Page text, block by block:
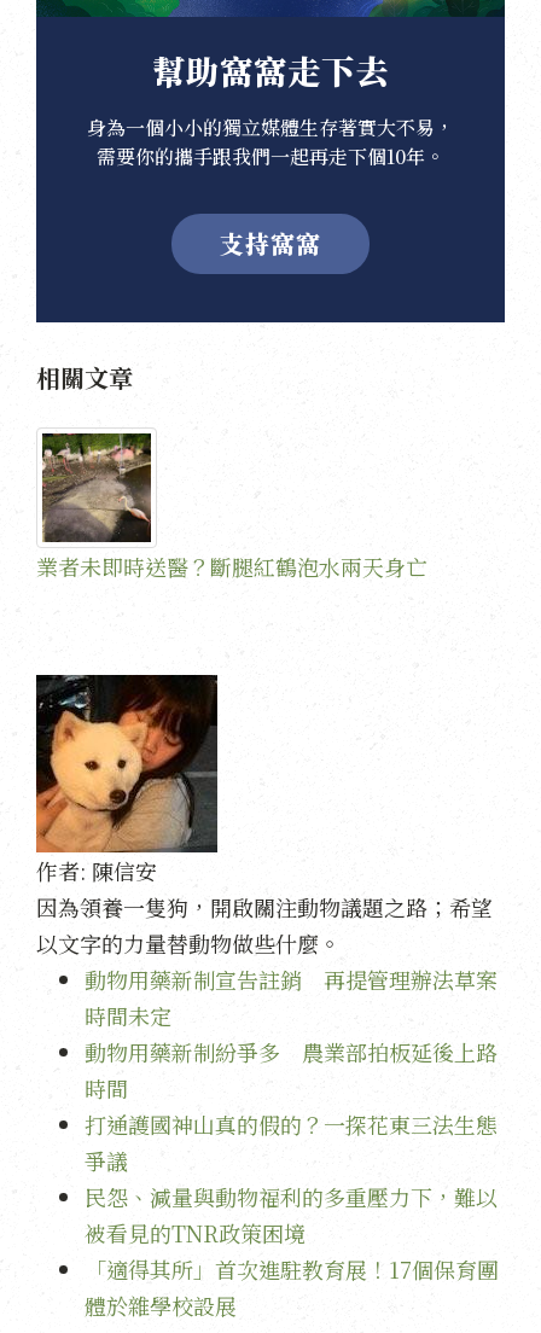
幫助窩窩走下去
身為一個小小的獨立媒體生存著實大不易，
需要你的攜手跟我們一起再走下個10年。
支持窩窩
相關文章
業者未即時送醫？斷腿紅鶴泡水兩天身亡
作者: 陳信安
因為領養一隻狗，開啟關注動物議題之路；希望
以文字的力量替動物做些什麼。
動物用藥新制宣告註銷 再提管理辦法草案
時間未定
動物用藥新制紛爭多 農業部拍板延後上路
時間
打通護國神山真的假的？一探花東三法生態
爭議
民怨、減量與動物福利的多重壓力下，難以
被看見的TNR政策困境
「適得其所」首次進駐教育展！17個保育團
體於雜學校設展